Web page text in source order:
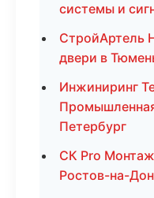
системы и
СтройАртель
двери в
Инжиниринг
Петербург
СК Pro
Ростов-на-